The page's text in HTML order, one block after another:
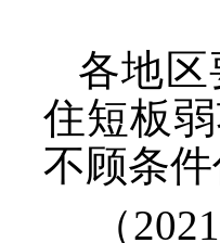
各地
住短板
不顾条
（